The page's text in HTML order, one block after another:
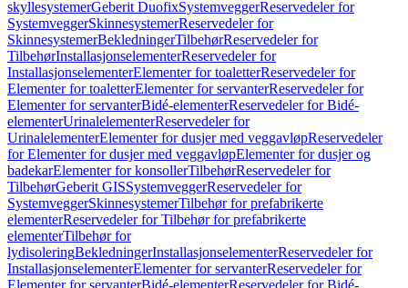
skyllesystemerGeberit DuofixSystemveggerReservedeler for
SystemveggerSkinnesystemerReservedeler for
SkinnesystemerBekledningerTilbehørReservedeler for
TilbehørInstallasjonselementerReservedeler for
InstallasjonselementerElementer for toaletterReservedeler for
Elementer for toaletterElementer for servanterReservedeler for
Elementer for servanterBidé-elementerReservedeler for Bidé-
elementerUrinalelementerReservedeler for
UrinalelementerElementer for dusjer med veggavløpReservedeler
for Elementer for dusjer med veggavløpElementer for dusjer og
badekarElementer for konsollerTilbehørReservedeler for
TilbehørGeberit GISSystemveggerReservedeler for
SystemveggerSkinnesystemerTilbehør for prefabrikerte
elementerReservedeler for Tilbehør for prefabrikerte
elementerTilbehør for
lydisoleringBekledningerInstallasjonselementerReservedeler for
InstallasjonselementerElementer for servanterReservedeler for
Elementer for servanterBidé-elementerReservedeler for Bidé-